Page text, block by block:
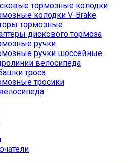
тормозные колодки
колодки V-Brake
тормозные
дискового тормоза
ручки
ручки шоссейные
велосипеда
троса
тросики